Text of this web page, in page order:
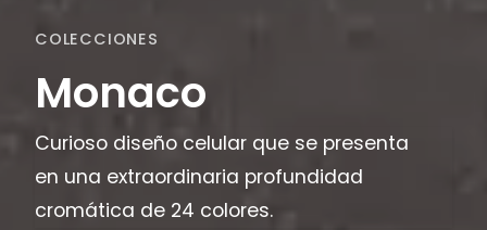
COLECCIONES
Monaco
Curioso diseño celular que se presenta
en una extraordinaria profundidad
cromática de 24 colores.